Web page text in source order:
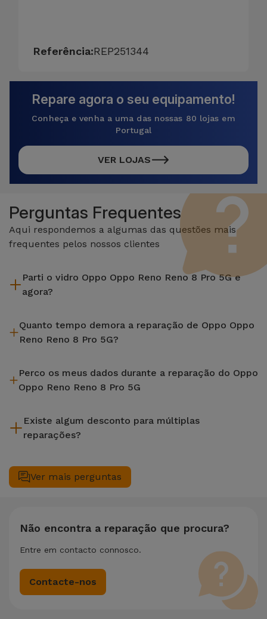
Referência:REP251344
Repare agora o seu equipamento!
Conheça e venha a uma das nossas 80 lojas em
Portugal
VER LOJAS
Perguntas Frequentes
Aqui respondemos a algumas das questões mais
frequentes pelos nossos clientes
Parti o vidro Oppo Oppo Reno Reno 8 Pro 5G e
agora?
a loja mais próxima de si.
Quanto tempo demora a reparação de Oppo Oppo
Reno Reno 8 Pro 5G?
efetuada em aproximadamente 20 a 30 minutos.
Perco os meus dados durante a reparação do Oppo
Oppo Reno Reno 8 Pro 5G
sempre recomendável fazer um backup. A página também
menciona um serviço de Passagem de Dados (29,95 €) caso
Existe algum desconto para múltiplas
reparações?
seu equipamento. Caso o seu Oppo Oppo Reno Reno 8 Pro
5G necessite de duas ou mais intervenções técnicas
Ver mais perguntas
Não encontra a reparação que procura?
Entre em contacto connosco.
Contacte-nos